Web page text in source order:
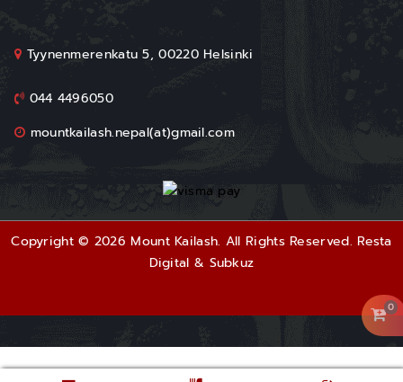
0
Tyynenmerenkatu 5, 00220 Helsinki
044 4496050
mountkailash.nepal(at)gmail.com
Copyright © 2026 Mount Kailash. All Rights Reserved.Resta
Digital & Subkuz